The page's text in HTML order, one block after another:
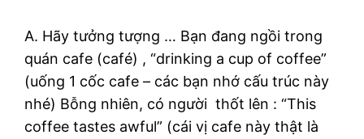
A. Hãy tưởng tượng … Bạn đang ngồi trong
quán cafe (café) , “drinking a cup of coffee”
(uống 1 cốc cafe – các bạn nhớ cấu trúc này
nhé) Bỗng nhiên, có người thốt lên : “This
coffee tastes awful” (cái vị cafe này thật là